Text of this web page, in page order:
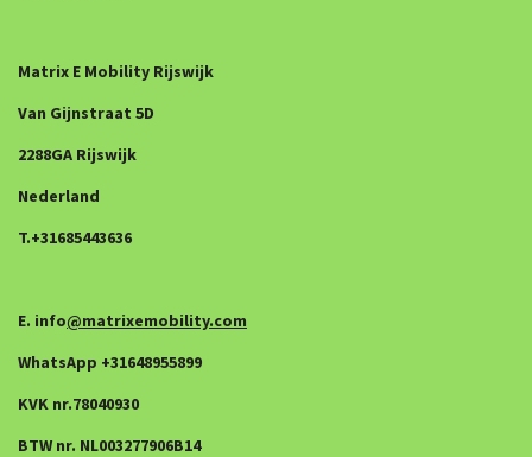
Matrix E Mobility Rijswijk
Van Gijnstraat 5D
2288GA Rijswijk
Nederland
T.+31685443636
E. info@matrixemobility.com
WhatsApp +31648955899
KVK nr.78040930
BTW nr. NL003277906B14